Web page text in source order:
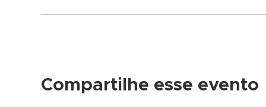
Compartilhe esse evento